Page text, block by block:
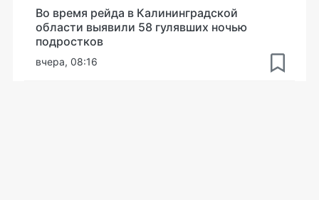
Во время рейда в Калининградской
области выявили 58 гулявших ночью
подростков
вчера, 08:16